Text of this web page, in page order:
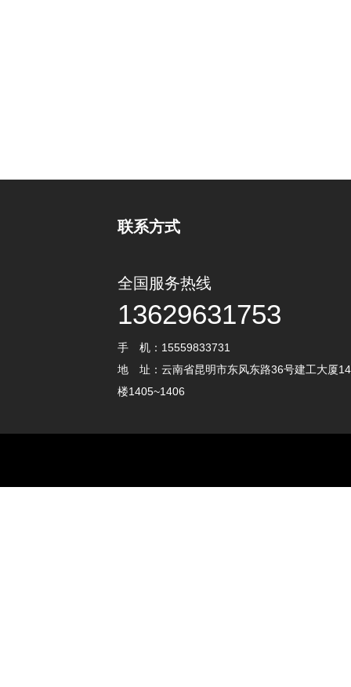
联系方式
全国服务热线
13629631753
手 机：15559833731
地 址：云南省昆明市东风东路36号建工大厦14
楼1405~1406